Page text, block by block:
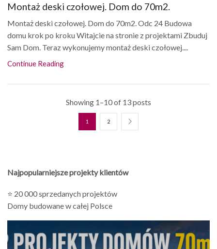
Montaż deski czołowej. Dom do 70m2.
Montaż deski czołowej. Dom do 70m2. Odc 24 Budowa
domu krok po kroku Witajcie na stronie z projektami Zbuduj
Sam Dom. Teraz wykonujemy montaż deski czołowej....
Continue Reading
Showing 1–10 of 13 posts
1 2
Najpopularniejsze projekty klientów
⭐ 20 000 sprzedanych projektów
Domy budowane w całej Polsce